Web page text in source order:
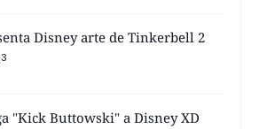
Disney arte de Tinkerbell 2
"Kick Buttowski" a Disney XD